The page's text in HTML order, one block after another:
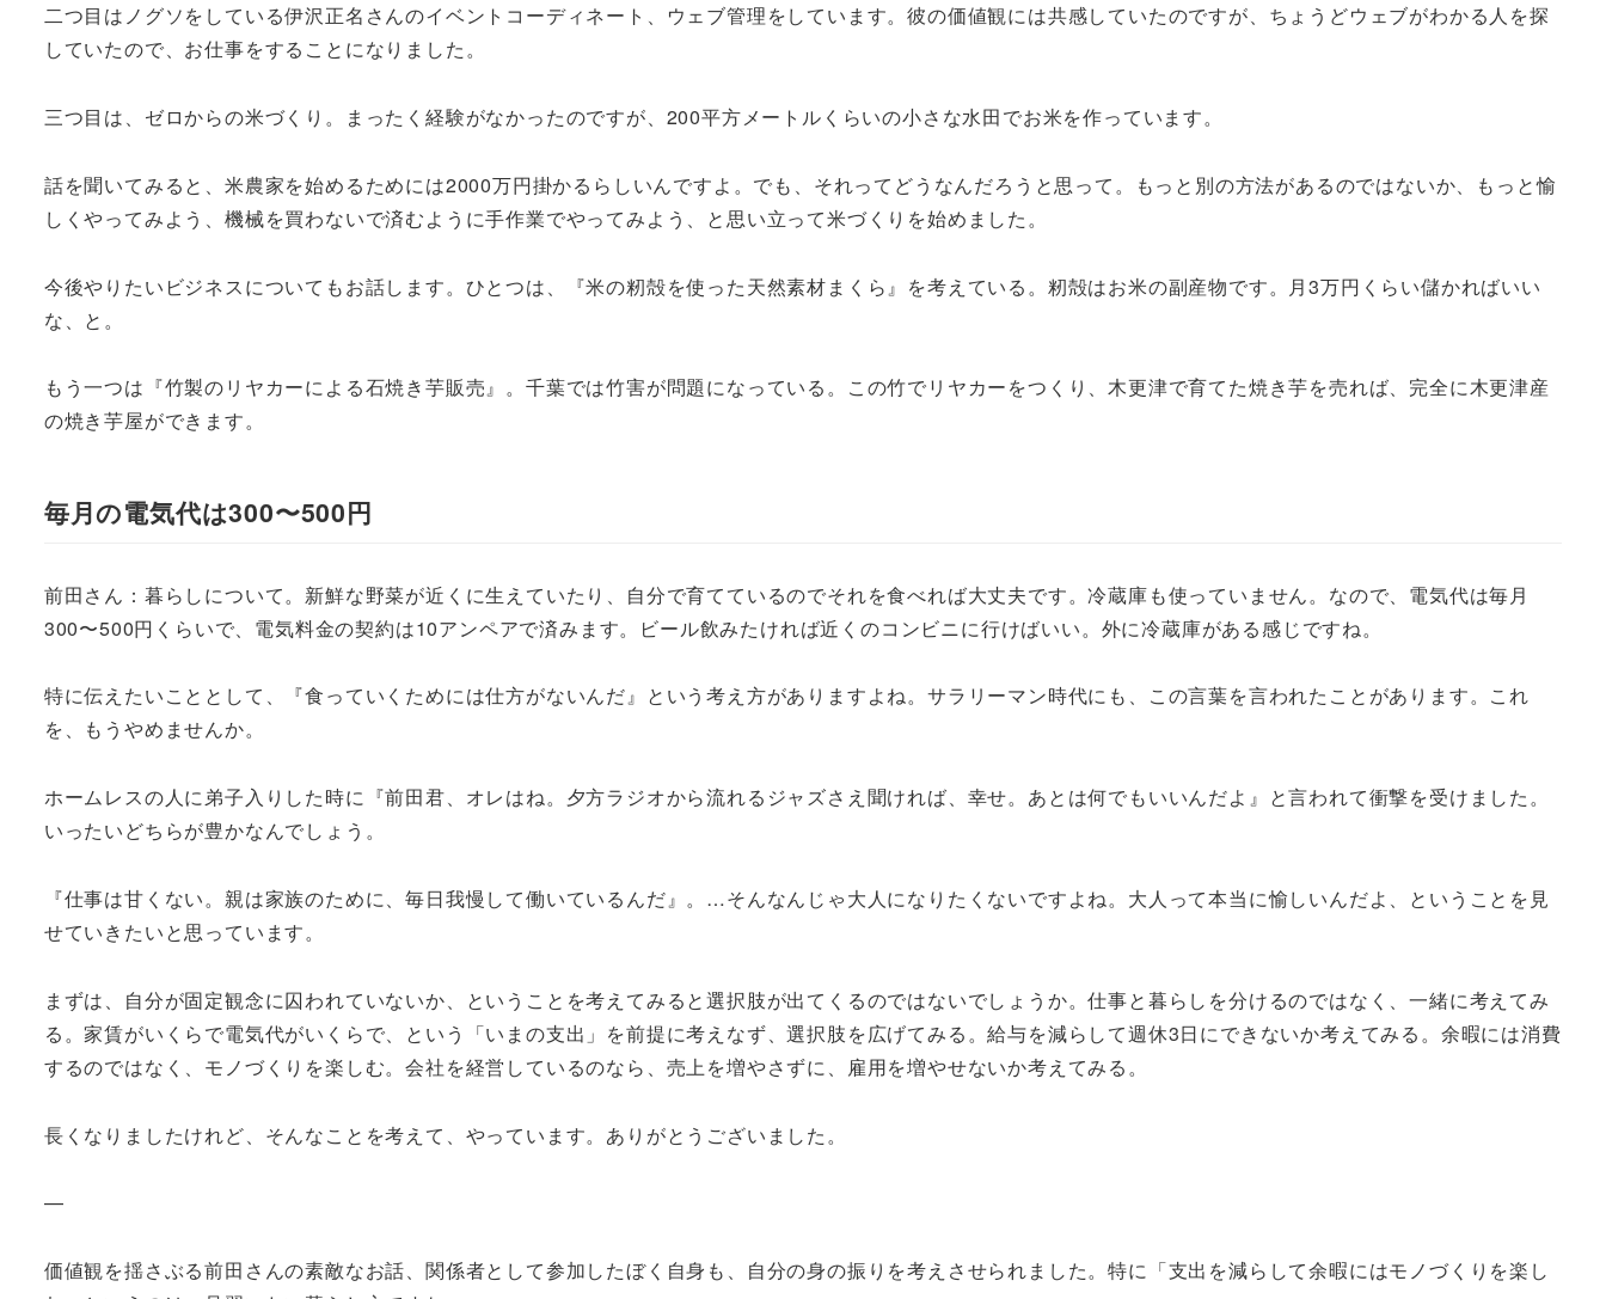
二つ目はノグソをしている伊沢正名さんのイベントコーディネート、ウェブ管理をしています。彼の価値観には共感していたのですが、ちょうどウェブがわかる人を探
していたので、お仕事をすることになりました。
三つ目は、ゼロからの米づくり。まったく経験がなかったのですが、200平方メートルくらいの小さな水田でお米を作っています。
話を聞いてみると、米農家を始めるためには2000万円掛かるらしいんですよ。でも、それってどうなんだろうと思って。もっと別の方法があるのではないか、もっと愉
しくやってみよう、機械を買わないで済むように手作業でやってみよう、と思い立って米づくりを始めました。
今後やりたいビジネスについてもお話します。ひとつは、『米の籾殻を使った天然素材まくら』を考えている。籾殻はお米の副産物です。月3万円くらい儲かればいい
な、と。
もう一つは『竹製のリヤカーによる石焼き芋販売』。千葉では竹害が問題になっている。この竹でリヤカーをつくり、木更津で育てた焼き芋を売れば、完全に木更津産
の焼き芋屋ができます。
毎月の電気代は300〜500円
前田さん：暮らしについて。新鮮な野菜が近くに生えていたり、自分で育てているのでそれを食べれば大丈夫です。冷蔵庫も使っていません。なので、電気代は毎月
300〜500円くらいで、電気料金の契約は10アンペアで済みます。ビール飲みたければ近くのコンビニに行けばいい。外に冷蔵庫がある感じですね。
特に伝えたいこととして、『食っていくためには仕方がないんだ』という考え方がありますよね。サラリーマン時代にも、この言葉を言われたことがあります。これ
を、もうやめませんか。
ホームレスの人に弟子入りした時に『前田君、オレはね。夕方ラジオから流れるジャズさえ聞ければ、幸せ。あとは何でもいいんだよ』と言われて衝撃を受けました。
いったいどちらが豊かなんでしょう。
『仕事は甘くない。親は家族のために、毎日我慢して働いているんだ』。…そんなんじゃ大人になりたくないですよね。大人って本当に愉しいんだよ、ということを見
せていきたいと思っています。
まずは、自分が固定観念に囚われていないか、ということを考えてみると選択肢が出てくるのではないでしょうか。仕事と暮らしを分けるのではなく、一緒に考えてみ
る。家賃がいくらで電気代がいくらで、という「いまの支出」を前提に考えなず、選択肢を広げてみる。給与を減らして週休3日にできないか考えてみる。余暇には消費
するのではなく、モノづくりを楽しむ。会社を経営しているのなら、売上を増やさずに、雇用を増やせないか考えてみる。
長くなりましたけれど、そんなことを考えて、やっています。ありがとうございました。
—
価値観を揺さぶる前田さんの素敵なお話、関係者として参加したぼく自身も、自分の身の振りを考えさせられました。特に「支出を減らして余暇にはモノづくりを楽し